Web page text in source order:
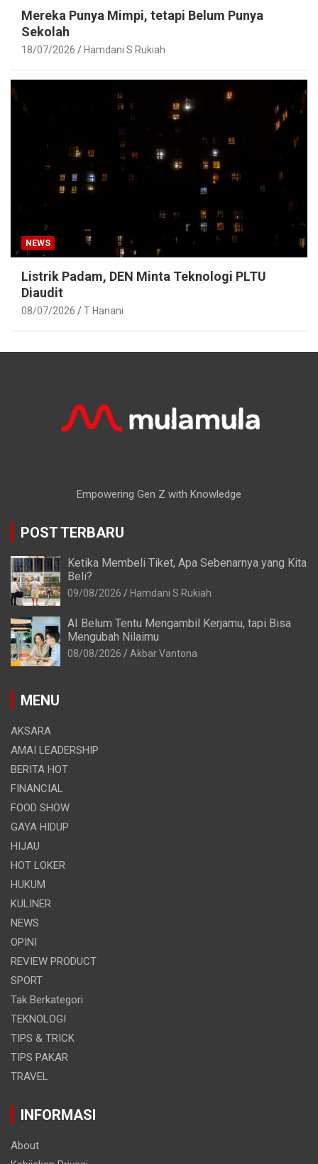
Mereka Punya Mimpi, tetapi Belum Punya
Sekolah
18/07/2026 Hamdani S Rukiah
NEWS
Listrik Padam, DEN Minta Teknologi PLTU
Diaudit
08/07/2026 T Hanani
Empowering Gen Z with Knowledge
POST TERBARU
Ketika Membeli Tiket, Apa Sebenarnya yang Kita
Beli?
09/08/2026 Hamdani S Rukiah
AI Belum Tentu Mengambil Kerjamu, tapi Bisa
Mengubah Nilaimu
08/08/2026 Akbar Vantona
MENU
AKSARA
AMAI LEADERSHIP
BERITA HOT
FINANCIAL
FOOD SHOW
GAYA HIDUP
HIJAU
HOT LOKER
HUKUM
KULINER
NEWS
OPINI
REVIEW PRODUCT
SPORT
Tak Berkategori
TEKNOLOGI
TIPS & TRICK
TIPS PAKAR
TRAVEL
INFORMASI
About